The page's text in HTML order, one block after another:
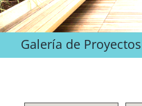
Galería de Proyectos